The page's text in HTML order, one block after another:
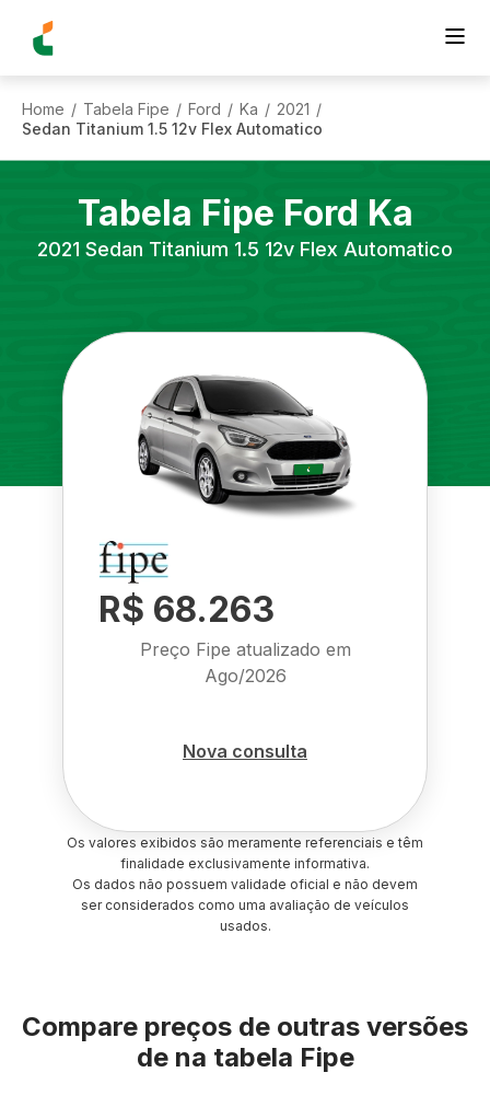
Home / Tabela Fipe / Ford / Ka / 2021 /
Sedan Titanium 1.5 12v Flex Automatico
Tabela Fipe Ford Ka
2021 Sedan Titanium 1.5 12v Flex Automatico
R$ 68.263
Preço Fipe atualizado em
Ago/2026
Nova consulta
Os valores exibidos são meramente referenciais e têm
finalidade exclusivamente informativa.
Os dados não possuem validade oficial e não devem
ser considerados como uma avaliação de veículos
usados.
Compare preços de outras versões
de na tabela Fipe